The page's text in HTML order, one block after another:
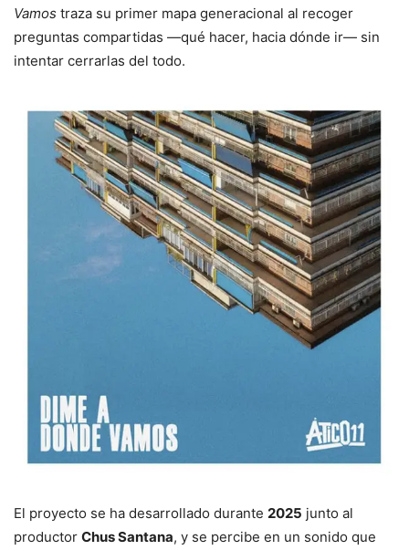
Vamos traza su primer mapa generacional al recoger
preguntas compartidas —qué hacer, hacia dónde ir— sin
intentar cerrarlas del todo.
El proyecto se ha desarrollado durante 2025 junto al
productor Chus Santana, y se percibe en un sonido que